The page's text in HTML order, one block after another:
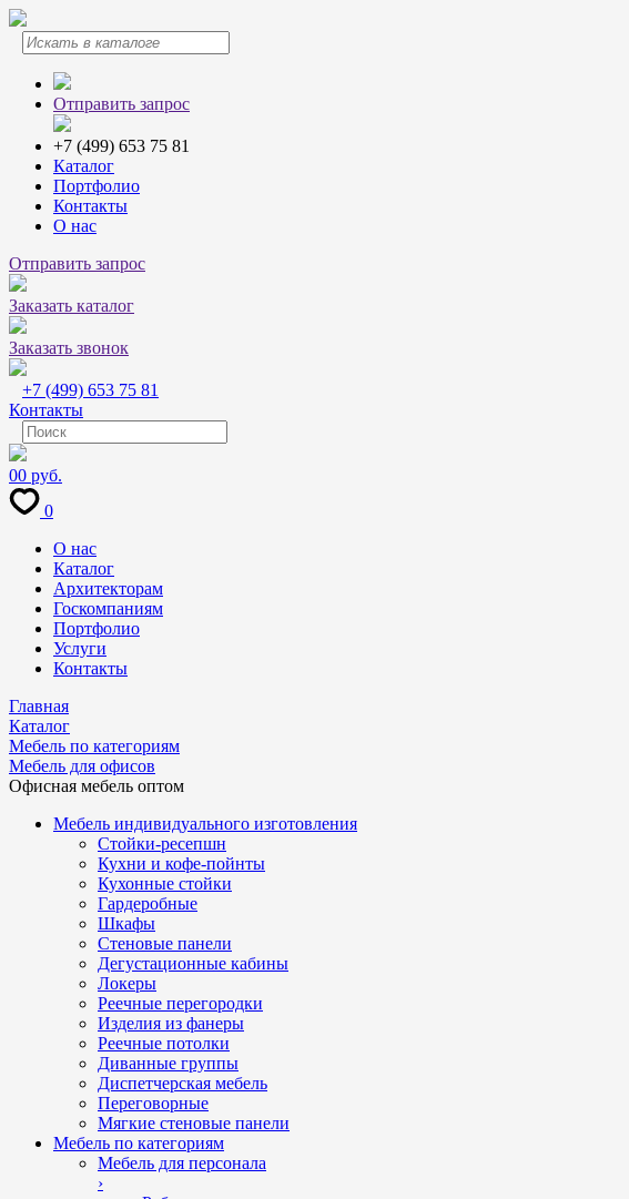
Отправить запрос
+7 (499) 653 75 81
Каталог
Портфолио
Контакты
О нас
Отправить запрос
Заказать каталог
Заказать звонок
+7 (499) 653 75 81
Контакты
00 руб.
0
О нас
Каталог
Архитекторам
Госкомпаниям
Портфолио
Услуги
Контакты
Главная
Каталог
Мебель по категориям
Мебель для офисов
Офисная мебель оптом
Мебель индивидуального изготовления
Стойки-ресепшн
Кухни и кофе-пойнты
Кухонные стойки
Гардеробные
Шкафы
Стеновые панели
Дегустационные кабины
Локеры
Реечные перегородки
Изделия из фанеры
Реечные потолки
Диванные группы
Диспетчерская мебель
Переговорные
Мягкие стеновые панели
Мебель по категориям
Мебель для персонала
›